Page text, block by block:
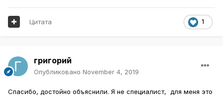
1
Цитата
григорий
Опубликовано November 4, 2019
Спасибо, достойно объяснили. Я не специалист, для меня это